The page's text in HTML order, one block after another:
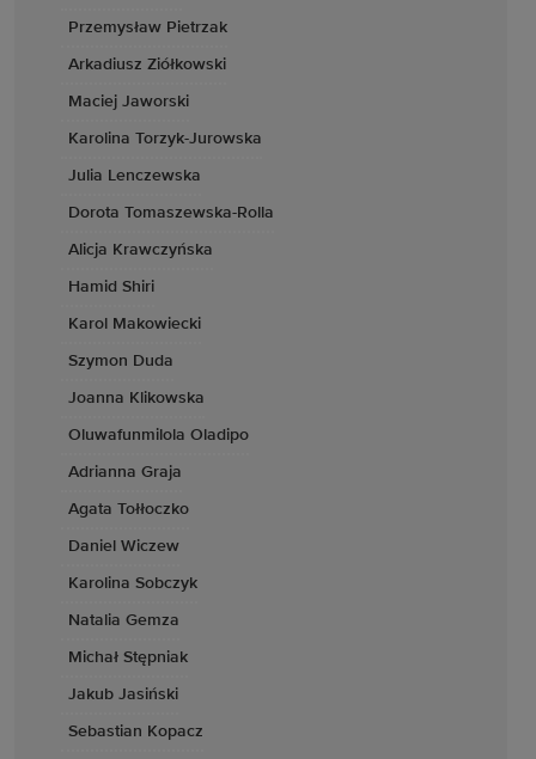
Przemysław Pietrzak
Arkadiusz Ziółkowski
Maciej Jaworski
Karolina Torzyk-Jurowska
Julia Lenczewska
Dorota Tomaszewska-Rolla
Alicja Krawczyńska
Hamid Shiri
Karol Makowiecki
Szymon Duda
Joanna Klikowska
Oluwafunmilola Oladipo
Adrianna Graja
Agata Tołłoczko
Daniel Wiczew
Karolina Sobczyk
Natalia Gemza
Michał Stępniak
Jakub Jasiński
Sebastian Kopacz